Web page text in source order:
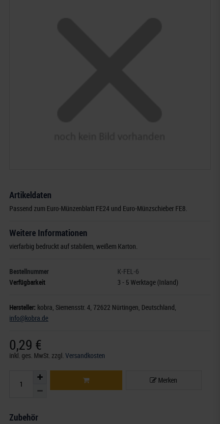
Artikeldaten
Passend zum Euro-Münzenblatt FE24 und Euro-Münzschieber FE8.
Weitere Informationen
vierfarbig bedruckt auf stabilem, weißem Karton.
Bestellnummer
K-FEL-6
Verfügbarkeit
3 - 5 Werktage (Inland)
Hersteller: kobra, Siemensstr. 4, 72622 Nürtingen, Deutschland,
info@kobra.de
0,29 €
inkl. ges. MwSt.zzgl.Versandkosten
Merken
Zubehör